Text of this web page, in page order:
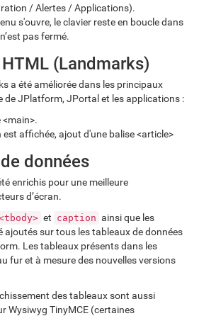
/ Alertes / Applications).
s'ouvre, le clavier reste en boucle dans
pas fermé.
(Landmarks)
a été améliorée dans les principaux
de JPlatform, JPortal et les applications :
affichée, ajout d'une balise <article>
données
enrichis pour une meilleure
d’écran.
et caption ainsi que les
ajoutés sur tous les tableaux de données
Les tableaux présents dans les
fur et à mesure des nouvelles versions
des tableaux sont aussi
Wysiwyg TinyMCE (certaines